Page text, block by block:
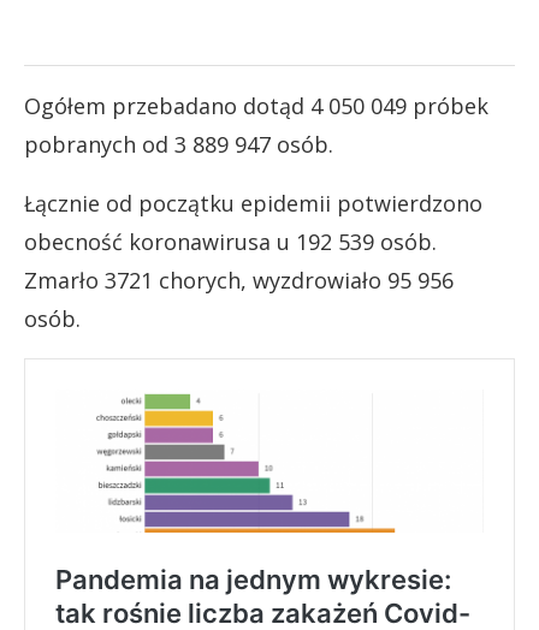
Ogółem przebadano dotąd 4 050 049 próbek
pobranych od 3 889 947 osób.
Łącznie od początku epidemii potwierdzono
obecność koronawirusa u 192 539 osób.
Zmarło 3721 chorych, wyzdrowiało 95 956
osób.